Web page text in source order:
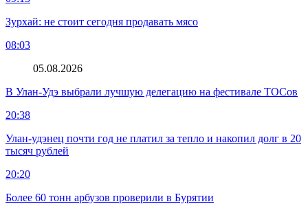
Зурхай: не стоит сегодня продавать мясо
08:03
05.08.2026
В Улан-Удэ выбрали лучшую делегацию на фестивале ТОСов
20:38
Улан-удэнец почти год не платил за тепло и накопил долг в 20
тысяч рублей
20:20
Более 60 тонн арбузов проверили в Бурятии